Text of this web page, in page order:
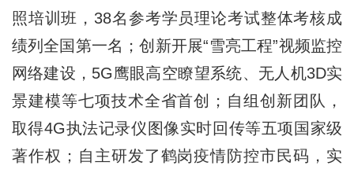
照培训班，38名参考学员理论考试整体考核成
绩列全国第一名；创新开展“雪亮工程”视频监控
网络建设，5G鹰眼高空瞭望系统、无人机3D实
景建模等七项技术全省首创；自组创新团队，
取得4G执法记录仪图像实时回传等五项国家级
著作权；自主研发了鹤岗疫情防控市民码，实